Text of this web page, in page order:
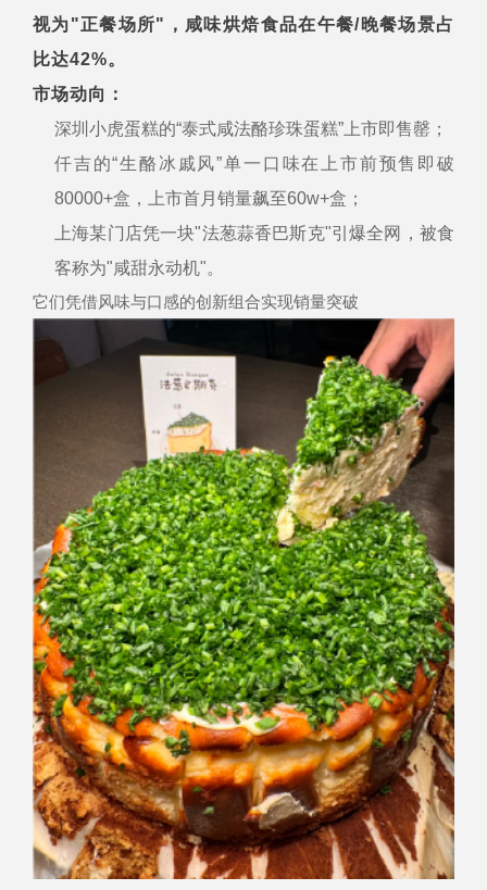
视为"正餐场所"，咸味烘焙食品在午餐/晚餐场景占
比达42%。
市场动向：
深圳小虎蛋糕的“泰式咸法酪珍珠蛋糕”上市即售罄；
仟吉的“生酪冰戚风”单一口味在上市前预售即破
80000+盒，上市首月销量飙至60w+盒；
上海某门店凭一块"法葱蒜香巴斯克"引爆全网，被食
客称为"咸甜永动机"。
它们凭借风味与口感的创新组合实现销量突破